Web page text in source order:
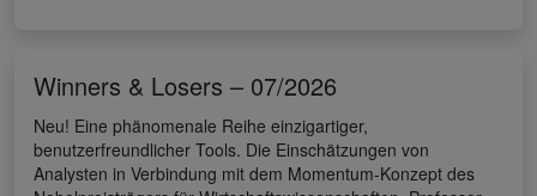
Winners & Losers – 07/2026
Neu! Eine phänomenale Reihe einzigartiger,
benutzerfreundlicher Tools. Die Einschätzungen von
Analysten in Verbindung mit dem Momentum-Konzept des